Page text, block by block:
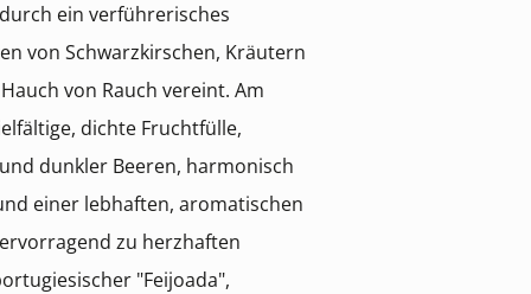
ein verführerisches
von Schwarzkirschen, Kräutern
von Rauch vereint. Am
dichte Fruchtfülle,
dunkler Beeren, harmonisch
einer lebhaften, aromatischen
zu herzhaften
"Feijoada",